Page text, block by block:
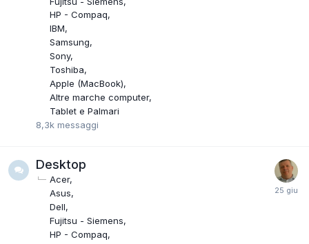
HP - Compaq
IBM
Samsung
Sony
Toshiba
Apple (MacBook)
Altre marche computer
Tablet e Palmari
8,3k messaggi
Desktop
Acer
Asus
Dell
Fujitsu - Siemens
HP - Compaq